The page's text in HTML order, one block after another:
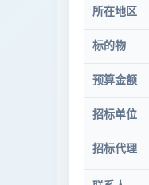
所在地区
标的物
预算金额
招标单位
招标代理